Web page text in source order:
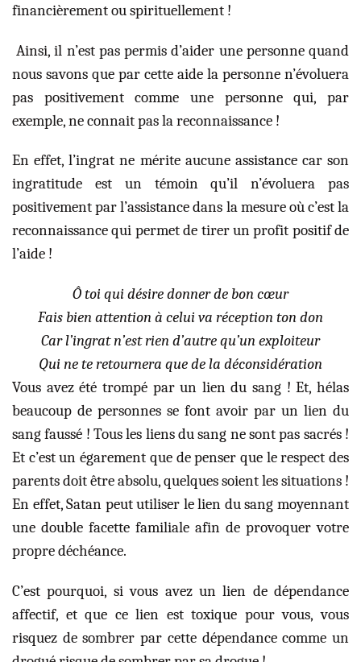
financièrement ou spirituellement !
Ainsi, il n’est pas permis d’aider une personne quand
nous savons que par cette aide la personne n’évoluera
pas positivement comme une personne qui, par
exemple, ne connait pas la reconnaissance !
En effet, l’ingrat ne mérite aucune assistance car son
ingratitude est un témoin qu’il n’évoluera pas
positivement par l’assistance dans la mesure où c’est la
reconnaissance qui permet de tirer un profit positif de
l’aide !
Ô toi qui désire donner de bon cœur
Fais bien attention à celui va réception ton don
Car l’ingrat n’est rien d’autre qu’un exploiteur
Qui ne te retournera que de la déconsidération
Vous avez été trompé par un lien du sang ! Et, hélas
beaucoup de personnes se font avoir par un lien du
sang faussé ! Tous les liens du sang ne sont pas sacrés !
Et c’est un égarement que de penser que le respect des
parents doit être absolu, quelques soient les situations !
En effet, Satan peut utiliser le lien du sang moyennant
une double facette familiale afin de provoquer votre
propre déchéance.
C’est pourquoi, si vous avez un lien de dépendance
affectif, et que ce lien est toxique pour vous, vous
risquez de sombrer par cette dépendance comme un